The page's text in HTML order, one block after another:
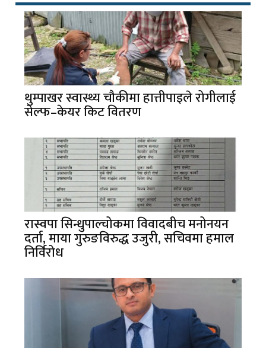
थुम्पाखर स्वास्थ्य चौकीमा हात्तीपाइले रोगीलाई
सेल्फ–केयर किट वितरण
रास्वपा सिन्धुपाल्चोकमा विवादबीच मनोनयन
दर्ता, माया गुरुङविरुद्ध उजुरी, सचिवमा हमाल
निर्विरोध